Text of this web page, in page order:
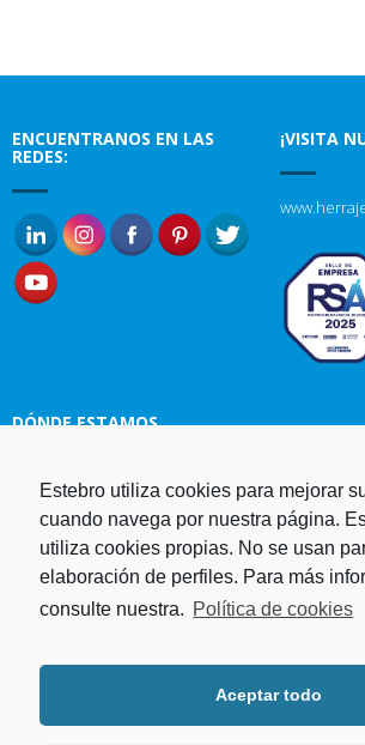
ENCUENTRANOS EN LAS
REDES:
¡VISITA
DÓNDE ESTAMOS
Estampaciones EBRO, S.L.
Polg. Ind. Malpica-Alfindén C/H
naves 10, 12, 14 y 5 50171 La
Puebla de Alfindén Zaragoza,
España
Fax. +34 976 108 058
Política de
Programa
2014-2020
Estebro utiliza cookies para mejorar
cuando navega por nuestra página.
utiliza cookies propias. No se usan
elaboración de perfiles. Para más
consulte nuestra. Política de cookies
Aceptar todo